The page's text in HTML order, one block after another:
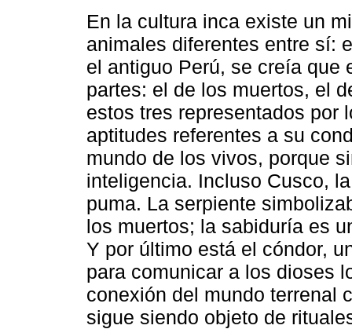
En la cultura inca existe un
animales diferentes entre sí:
el antiguo Perú, se creía que
partes: el de los muertos, el
estos tres representados por
aptitudes referentes a su
mundo de los vivos, porque
inteligencia. Incluso Cusco,
puma. La serpiente
los muertos; la sabiduría es
Y por último está el cóndor,
para comunicar a los dioses
conexión del mundo terrenal
sigue siendo objeto de